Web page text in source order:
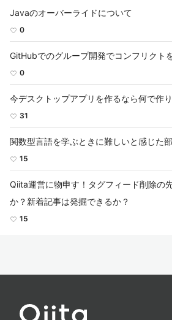
Javaのオーバーライドについて
0
GitHubでのグループ開発でコンフリクト
0
今デスクトップアプリを作るなら何で作
31
関数型言語を学ぶときに難しいと感じた
15
Qiita運営に物申す！タグフィード削除の
か？新着記事は発掘できるか？
15